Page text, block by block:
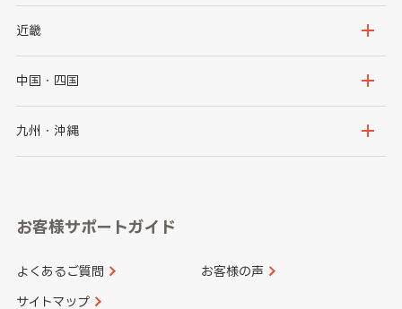
秋田県
群馬県
千葉県
新潟県
石川県
山梨県
愛知県
近畿
大阪府
京都府
和歌山県
中国・四国
鳥取県
山口県
香川県 愛媛県
九州・沖縄
長崎県
大分県 宮崎県
お客様サポートガイド
よくあるご質問 お客様の声
サイトマップ